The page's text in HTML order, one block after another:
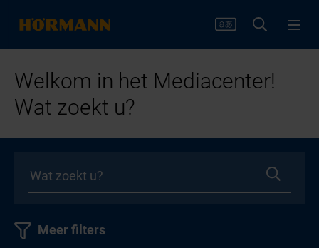
Welkom in het Mediacenter!
Wat zoekt u?
Meer filters